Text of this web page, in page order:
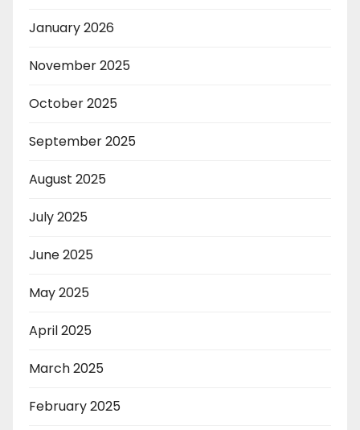
January 2026
November 2025
October 2025
September 2025
August 2025
July 2025
June 2025
May 2025
April 2025
March 2025
February 2025